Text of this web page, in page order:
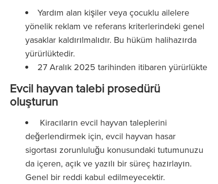
Yardım alan kişiler veya çocuklu ailelere
yönelik reklam ve referans kriterlerindeki genel
yasaklar kaldırılmalıdır. Bu hüküm halihazırda
yürürlüktedir.
27 Aralık 2025 tarihinden itibaren yürürlükte
Evcil hayvan talebi prosedürü
oluşturun
Kiracıların evcil hayvan taleplerini
değerlendirmek için, evcil hayvan hasar
sigortası zorunluluğu konusundaki tutumunuzu
da içeren, açık ve yazılı bir süreç hazırlayın.
Genel bir reddi kabul edilmeyecektir.